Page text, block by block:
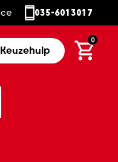
Keuzehulp
0
035-6013017